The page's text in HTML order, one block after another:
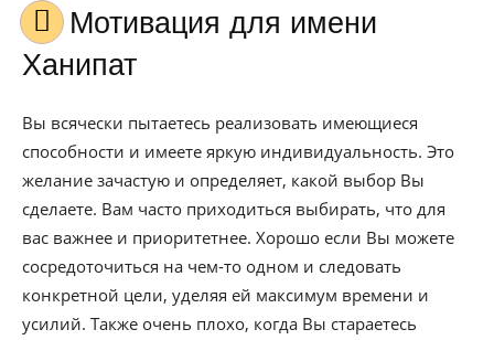
Мотивация для имени
Ханипат
Вы всячески пытаетесь реализовать имеющиеся
способности и имеете яркую индивидуальность. Это
желание зачастую и определяет, какой выбор Вы
сделаете. Вам часто приходиться выбирать, что для
вас важнее и приоритетнее. Хорошо если Вы можете
сосредоточиться на чем-то одном и следовать
конкретной цели, уделяя ей максимум времени и
усилий. Также очень плохо, когда Вы стараетесь